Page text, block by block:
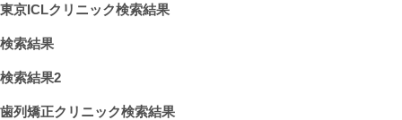
東京ICLクリニック検索結果
検索結果
検索結果2
歯列矯正クリニック検索結果